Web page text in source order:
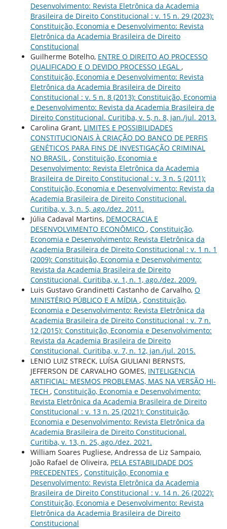
Desenvolvimento: Revista Eletrônica da Academia
Brasileira de Direito Constitucional : v. 15 n. 29 (2023):
Constituição, Economia e Desenvolvimento: Revista
Eletrônica da Academia Brasileira de Direito
Constitucional
Guilherme Botelho, ENTRE O DIREITO AO PROCESSO
QUALIFICADO E O DEVIDO PROCESSO LEGAL ,
Constituição, Economia e Desenvolvimento: Revista
Eletrônica da Academia Brasileira de Direito
Constitucional : v. 5 n. 8 (2013): Constituição, Economia
e Desenvolvimento: Revista da Academia Brasileira de
Direito Constitucional. Curitiba, v. 5, n. 8, jan./jul. 2013.
Carolina Grant, LIMITES E POSSIBILIDADES
CONSTITUCIONAIS À CRIAÇÃO DO BANCO DE PERFIS
GENÉTICOS PARA FINS DE INVESTIGAÇÃO CRIMINAL
NO BRASIL , Constituição, Economia e
Desenvolvimento: Revista Eletrônica da Academia
Brasileira de Direito Constitucional : v. 3 n. 5 (2011):
Constituição, Economia e Desenvolvimento: Revista da
Academia Brasileira de Direito Constitucional.
Curitiba, v. 3, n. 5, ago./dez. 2011.
Júlia Cadaval Martins, DEMOCRACIA E
DESENVOLVIMENTO ECONÔMICO , Constituição,
Economia e Desenvolvimento: Revista Eletrônica da
Academia Brasileira de Direito Constitucional : v. 1 n. 1
(2009): Constituição, Economia e Desenvolvimento:
Revista da Academia Brasileira de Direito
Constitucional. Curitiba, v. 1, n. 1, ago./dez. 2009.
Luis Gustavo Grandinetti Castanho de Carvalho, O
MINISTÉRIO PÚBLICO E A MÍDIA , Constituição,
Economia e Desenvolvimento: Revista Eletrônica da
Academia Brasileira de Direito Constitucional : v. 7 n.
12 (2015): Constituição, Economia e Desenvolvimento:
Revista da Academia Brasileira de Direito
Constitucional. Curitiba, v. 7, n. 12, jan./jul. 2015.
LENIO LUIZ STRECK, LUÍSA GIULIANI BERNSTS,
JEFFERSON DE CARVALHO GOMES, INTELIGENCIA
ARTIFICIAL: MESMOS PROBLEMAS, MAS NA VERSÃO HI-
TECH , Constituição, Economia e Desenvolvimento:
Revista Eletrônica da Academia Brasileira de Direito
Constitucional : v. 13 n. 25 (2021): Constituição,
Economia e Desenvolvimento: Revista Eletrônica da
Academia Brasileira de Direito Constitucional.
Curitiba, v. 13, n. 25, ago./dez. 2021.
William Soares Pugliese, Andressa de Liz Sampaio,
João Rafael de Oliveira, PELA ESTABILIDADE DOS
PRECEDENTES , Constituição, Economia e
Desenvolvimento: Revista Eletrônica da Academia
Brasileira de Direito Constitucional : v. 14 n. 26 (2022):
Constituição, Economia e Desenvolvimento: Revista
Eletrônica da Academia Brasileira de Direito
Constitucional